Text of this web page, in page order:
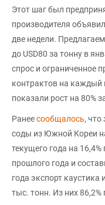
Этот шаг был
производителя
две недели.
до USD80 за тонну в
спрос и ограниченное
контрактов на каждый
показали рост на 80%
Ранеесообщалось, что
соды из Южной Кореи
текущего года на
прошлого года и
года экспорт каустика
тыс. тонн. Из них